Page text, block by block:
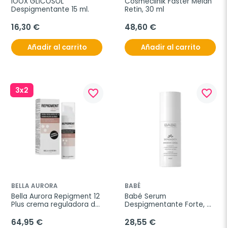
Despigmentante 15 ml.
16,30 €
Añadir al carrito
Retin, 30 ml
48,60 €
Añadir al carrito
3x2 favorite_border
BELLA AURORA
Bella Aurora Repigment 12
Plus crema reguladora de
75 ml
64,95 €
favorite_border
BABÉ
Babé Serum
Despigmentante Forte,
28,55 €